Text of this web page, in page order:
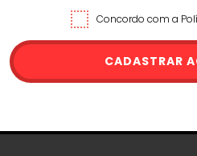
Concordo com a
CADASTRAR